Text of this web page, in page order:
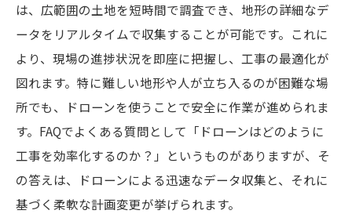
は、広範囲の土地を短時間で調査でき、地形の詳細なデ
ータをリアルタイムで収集することが可能です。これに
より、現場の進捗状況を即座に把握し、工事の最適化が
図れます。特に難しい地形や人が立ち入るのが困難な場
所でも、ドローンを使うことで安全に作業が進められま
す。FAQでよくある質問として「ドローンはどのように
工事を効率化するのか？」というものがありますが、そ
の答えは、ドローンによる迅速なデータ収集と、それに
基づく柔軟な計画変更が挙げられます。